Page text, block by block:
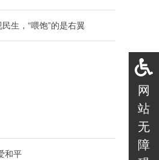
生，“喂饱”的是右翼
进车间，让“硬核科技”扎根
和平
网
站
无
障